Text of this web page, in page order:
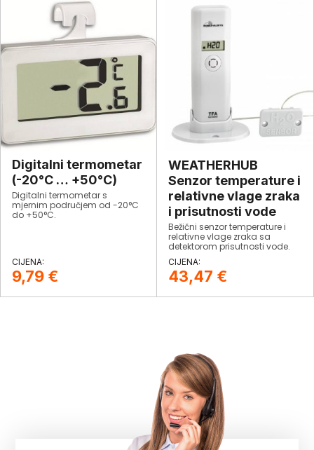
Digitalni termometar
(-20°C … +50°C)
​Digitalni termometar s
mjernim područjem od -20°C
do +50°C.
9,79 €
WEATHERHUB
Senzor temperature i
relativne vlage zraka
i prisutnosti vode
Bežični senzor temperature i
relativne vlage zraka sa
detektorom prisutnosti vode.
43,47 €